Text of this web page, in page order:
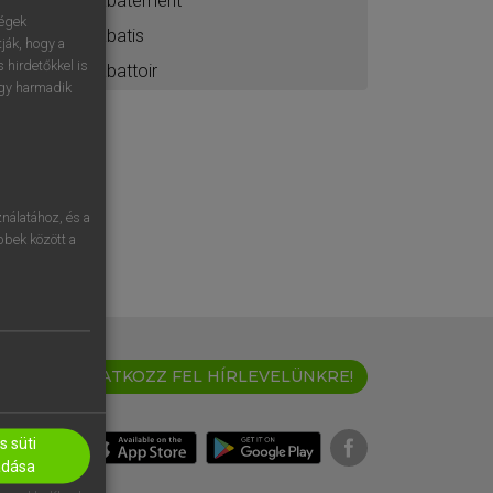
abatis
abattoir
IRATKOZZ FEL HÍRLEVELÜNKRE!
hogy a
hirdetőkkel is
harmadik
és a
között a
süti